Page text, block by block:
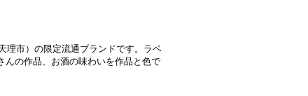
理市）の限定流通ブランドです。ラベ
んの作品、お酒の味わいを作品と色で